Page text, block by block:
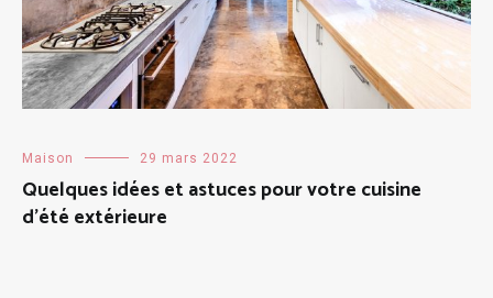
Maison 29 mars 2022
Quelques idées et astuces pour votre cuisine
d’été extérieure